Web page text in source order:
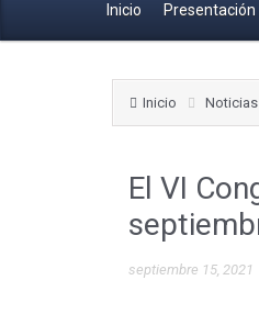
Inicio Presentación
Inicio Noticias
El VI
septiembre 15, 2021